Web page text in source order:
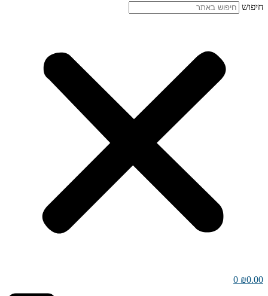
חיפוש
₪0.00
0